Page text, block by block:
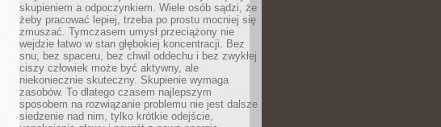
skupieniem a odpoczynkiem. Wiele osób sądzi, że
żeby pracować lepiej, trzeba po prostu mocniej się
zmuszać. Tymczasem umysł przeciążony nie
wejdzie łatwo w stan głębokiej koncentracji. Bez
snu, bez spaceru, bez chwil oddechu i bez zwykłej
ciszy człowiek może być aktywny, ale
niekoniecznie skuteczny. Skupienie wymaga
zasobów. To dlatego czasem najlepszym
sposobem na rozwiązanie problemu nie jest dalsze
siedzenie nad nim, tylko krótkie odejście,